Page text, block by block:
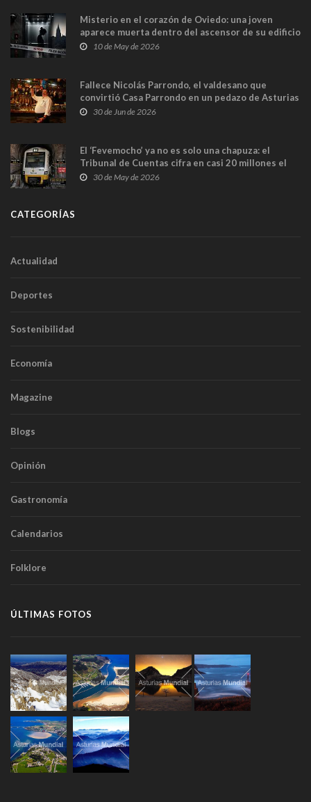
Misterio en el corazón de Oviedo: una joven
aparece muerta dentro del ascensor de su edificio
y las cámaras captan sus últimos minutos
10 de May de 2026
Fallece Nicolás Parrondo, el valdesano que
convirtió Casa Parrondo en un pedazo de Asturias
en Madrid
30 de Jun de 2026
El ‘Fevemocho’ ya no es solo una chapuza: el
Tribunal de Cuentas cifra en casi 20 millones el
sobrecoste de los trenes que no cabían por los
30 de May de 2026
CATEGORÍAS
Actualidad
Deportes
Sostenibilidad
Economía
Magazine
Blogs
Opinión
Gastronomía
Calendarios
Folklore
ÚLTIMAS FOTOS